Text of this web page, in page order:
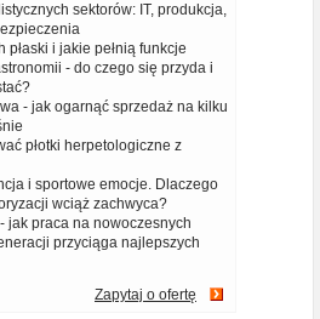
sektorów: IT, produkcja,
płaski i jakie pełnią funkcje
- do czego się przyda i
- jak ogarnąć sprzedaż na kilku
płotki herpetologiczne z
i sportowe emocje. Dlaczego
wciąż zachwyca?
jak praca na nowoczesnych
przyciąga najlepszych
Zapytaj o ofertę